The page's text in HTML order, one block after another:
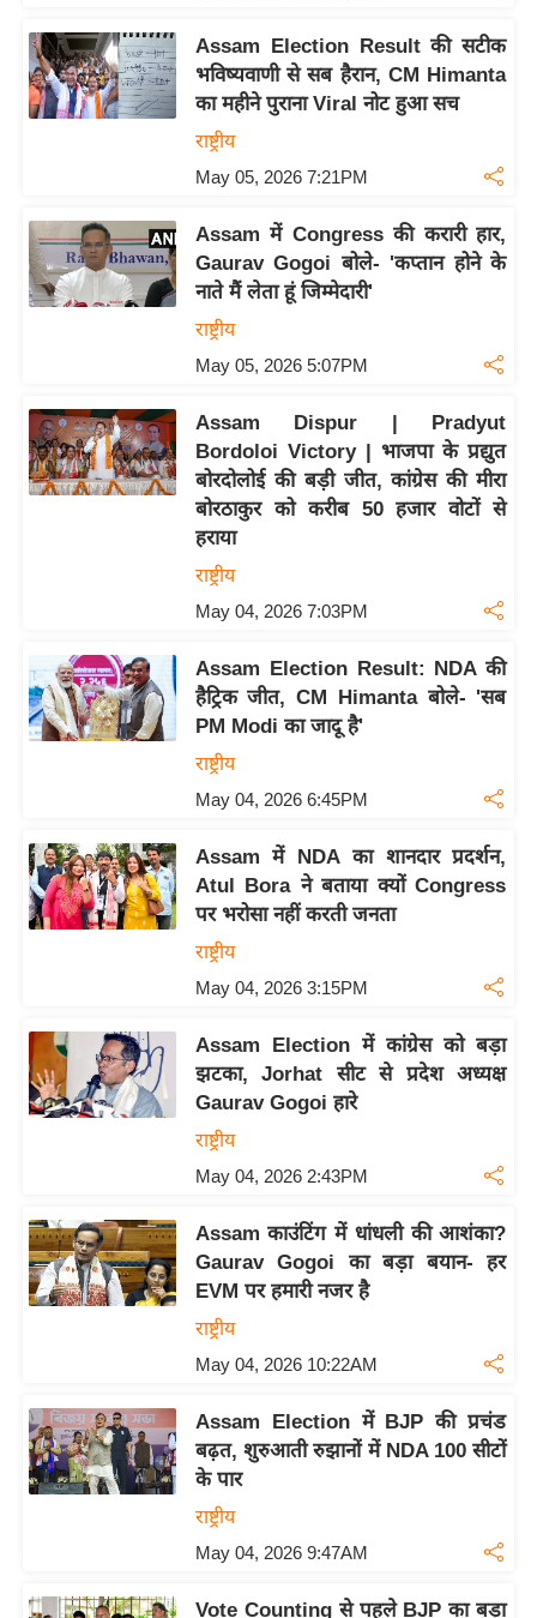
d
i
t
o
d
v
e
s
e
P
y
P
o
y
G
r
a
n
c
d
r
e
l
C
o
Assam Election Result की सटीक
भविष्यवाणी से सब हैरान, CM Himanta
का महीने पुराना Viral नोट हुआ सच
राष्ट्रीय
May 05, 2026 7:21PM
Assam में Congress की करारी हार,
Gaurav Gogoi बोले- 'कप्तान होने के
नाते मैं लेता हूं जिम्मेदारी'
राष्ट्रीय
May 05, 2026 5:07PM
Assam Dispur | Pradyut
Bordoloi Victory | भाजपा के प्रद्युत
बोरदोलोई की बड़ी जीत, कांग्रेस की मीरा
बोरठाकुर को करीब 50 हजार वोटों से
हराया
राष्ट्रीय
May 04, 2026 7:03PM
Assam Election Result: NDA की
हैट्रिक जीत, CM Himanta बोले- 'सब
PM Modi का जादू है'
राष्ट्रीय
May 04, 2026 6:45PM
Assam में NDA का शानदार प्रदर्शन,
Atul Bora ने बताया क्यों Congress
पर भरोसा नहीं करती जनता
राष्ट्रीय
May 04, 2026 3:15PM
Assam Election में कांग्रेस को बड़ा
झटका, Jorhat सीट से प्रदेश अध्यक्ष
Gaurav Gogoi हारे
राष्ट्रीय
May 04, 2026 2:43PM
Assam काउंटिंग में धांधली की आशंका?
Gaurav Gogoi का बड़ा बयान- हर
EVM पर हमारी नजर है
राष्ट्रीय
May 04, 2026 10:22AM
Assam Election में BJP की प्रचंड
बढ़त, शुरुआती रुझानों में NDA 100 सीटों
के पार
राष्ट्रीय
May 04, 2026 9:47AM
Vote Counting से पहले BJP का बड़ा